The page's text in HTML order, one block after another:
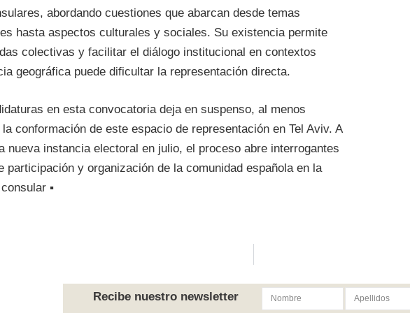
abordando cuestiones que abarcan desde temas
hasta aspectos culturales y sociales. Su existencia permite
colectivas y facilitar el diálogo institucional en contextos
geográfica puede dificultar la representación directa.
en esta convocatoria deja en suspenso, al menos
conformación de este espacio de representación en Tel Aviv. A
nueva instancia electoral en julio, el proceso abre interrogantes
participación y organización de la comunidad española en la
▪
Recibe nuestro newsletter